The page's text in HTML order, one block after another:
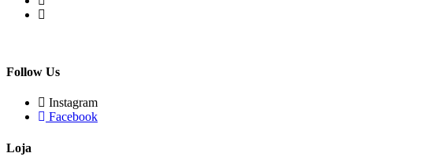
Follow Us
Instagram
Facebook
Loja